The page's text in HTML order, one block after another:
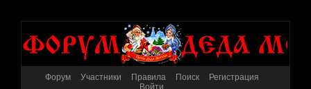
Форум Участники Правила Поиск
Регистрация
Войти